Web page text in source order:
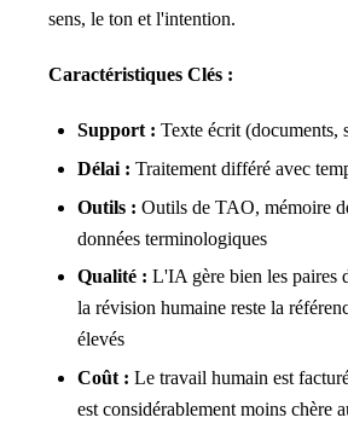
sens, le ton et l'intention.
Caractéristiques Clés :
Support : Texte écrit (documents,
Délai : Traitement différé avec
Outils : Outils de TAO, mémoire
données terminologiques
Qualité : L'IA gère bien les paires
la révision humaine reste la
élevés
Coût : Le travail humain est
est considérablement moins chère